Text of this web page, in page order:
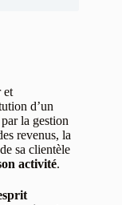
et
d’un
la gestion
revenus, la
sa clientèle
activité.